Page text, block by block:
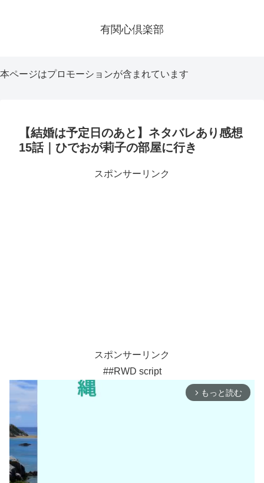
有関心倶楽部
本ページはプロモーションが含まれています
【結婚は予定日のあと】ネタバレあり感想
15話｜ひでおが莉子の部屋に行き
スポンサーリンク
スポンサーリンク
##RWD script
arrow_forward_ios もっと読む